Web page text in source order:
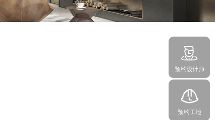
预约设计师
预约工地